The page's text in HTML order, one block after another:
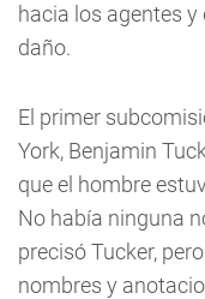
hacia los agentes
daño.
El primer
York, Benjamin
que el hombre
No había ninguna
precisó Tucker,
nombres y